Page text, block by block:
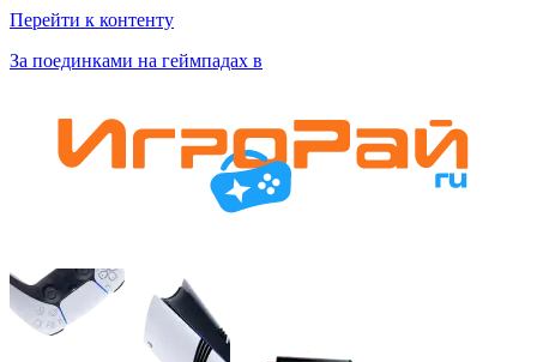
Перейти к контенту
За поединками на геймпадах в